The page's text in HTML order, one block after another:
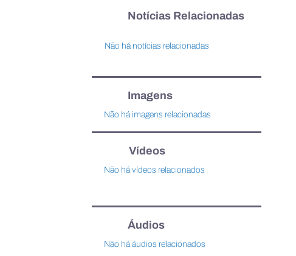
Notícias Relacionadas
Não há notícias relacionadas
Imagens
Não há imagens relacionadas
Vídeos
Não há vídeos relacionados
Áudios
Não há áudios relacionados